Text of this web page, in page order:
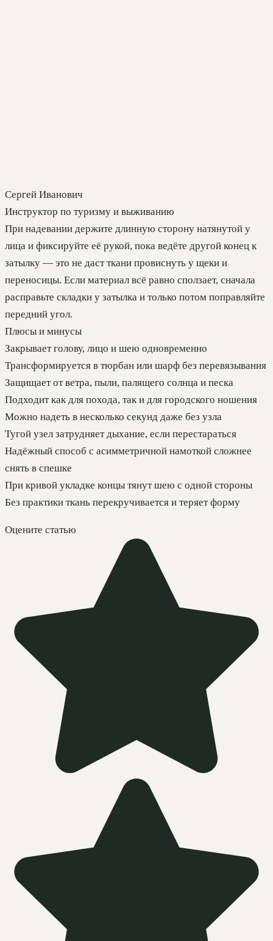
Сергей Иванович
Инструктор по туризму и выживанию
При надевании держите длинную сторону натянутой у
лица и фиксируйте её рукой, пока ведёте другой конец к
затылку — это не даст ткани провиснуть у щеки и
переносицы. Если материал всё равно сползает, сначала
расправьте складки у затылка и только потом поправляйте
передний угол.
Плюсы и минусы
Закрывает голову, лицо и шею одновременно
Трансформируется в тюрбан или шарф без перевязывания
Защищает от ветра, пыли, палящего солнца и песка
Подходит как для похода, так и для городского ношения
Можно надеть в несколько секунд даже без узла
Тугой узел затрудняет дыхание, если перестараться
Надёжный способ с асимметричной намоткой сложнее
снять в спешке
При кривой укладке концы тянут шею с одной стороны
Без практики ткань перекручивается и теряет форму
Оцените статью